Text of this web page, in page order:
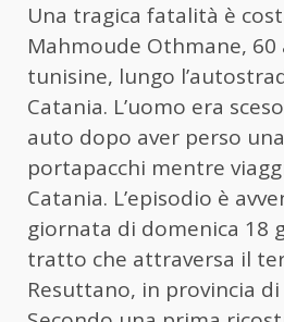
Una tragica fatalità è
Mahmoude Othmane,
tunisine, lungo
Catania. L’uomo era
auto dopo aver perso
portapacchi mentre
Catania. L’episodio è
giornata di domenica 18
tratto che attraversa il
Resuttano, in provincia